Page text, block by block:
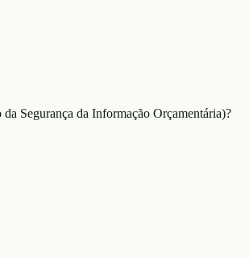
Segurança da Informação Orçamentária)?